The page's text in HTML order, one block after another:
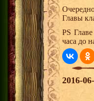
Главы
PS
часа до
2016-